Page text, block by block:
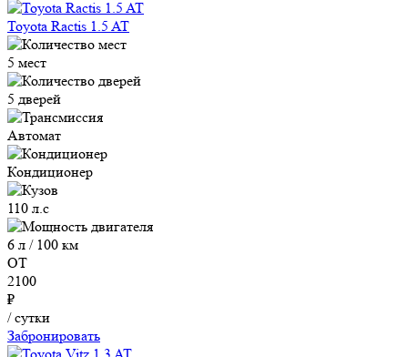
Toyota Ractis 1.5 AT
5 мест
5 дверей
Автомат
Кондиционер
110 л.с
6 л / 100 км
ОТ
2100
₽
/ сутки
Забронировать